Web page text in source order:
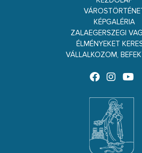
KÉPGALÉRIA
ZALAEGERSZEGI
ÉLMÉNYEKET
VÁLLALKOZOM,